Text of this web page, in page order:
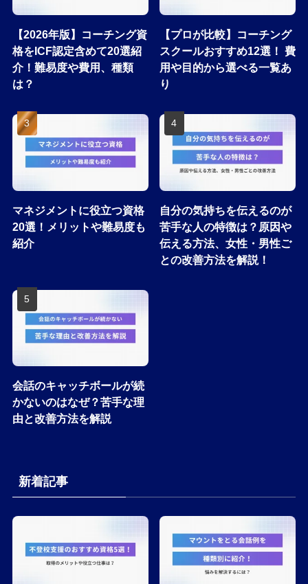
【2026年版】コーチング資
格をICF認定含めて20選紹
介！難易度や費用、種類
は？
【プロが比較】コーチング
スクールおすすめ12選！ 費
用や目的から選べる一覧あ
り
マネジメントに役立つ資格
20選！メリットや難易度も
紹介
自分の気持ちを伝えるのが
苦手な人の特徴は？原因や
伝える方法、女性・男性ご
との改善方法を解説！
会話のキャッチボールが続
かないのはなぜ？苦手な理
由と改善方法を解説
新着記事